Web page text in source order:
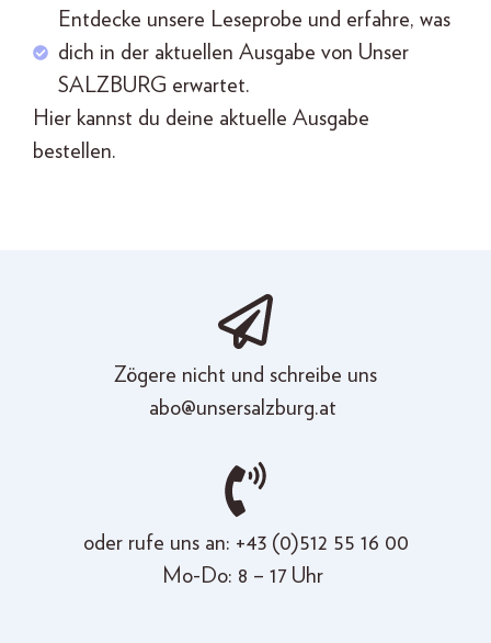
Entdecke unsere Leseprobe und erfahre, was
dich in der aktuellen Ausgabe von Unser
SALZBURG erwartet.
Hier kannst du deine aktuelle Ausgabe
bestellen.
Zögere nicht und schreibe uns
abo@unsersalzburg.at
oderrufe uns an: +43 (0)512 55 16 00
Mo-Do: 8 – 17Uhr